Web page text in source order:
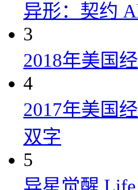
异形：契约
3
2018年美国
4
2017年美国
双字
5